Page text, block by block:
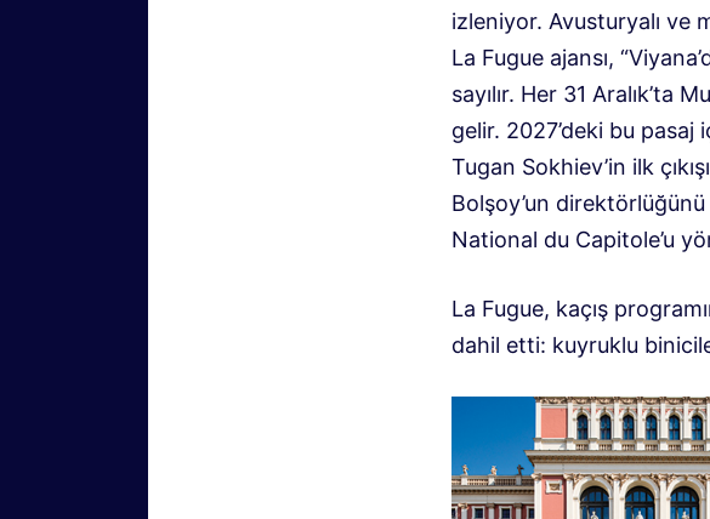
izleniyor. Avusturyalı ve
La Fugue ajansı,
sayılır. Her 31 Aralık’ta
gelir. 2027’deki bu pasaj
Tugan Sokhiev’in ilk
Bolşoy’un
National du Capitole’u
La Fugue, kaçış
dahil etti: kuyruklu